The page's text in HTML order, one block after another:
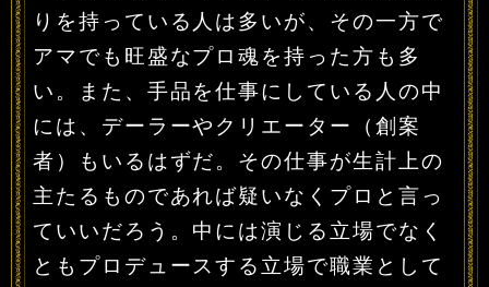
りを持っている人は多いが、その一方で
アマでも旺盛なプロ魂を持った方も多
い。また、手品を仕事にしている人の中
には、デーラーやクリエーター（創案
者）もいるはずだ。その仕事が生計上の
主たるものであれば疑いなくプロと言っ
ていいだろう。中には演じる立場でなく
ともプロデュースする立場で職業として